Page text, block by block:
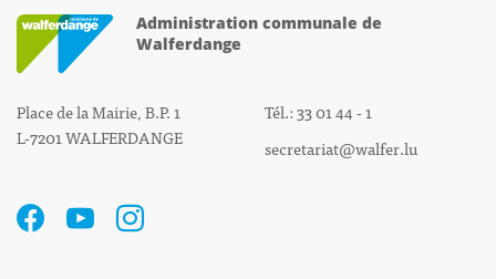
Administration communale de
Walferdange
Place de la Mairie, B.P. 1
L-7201 WALFERDANGE
Tél.: 33 01 44 - 1
secretariat@walfer.lu